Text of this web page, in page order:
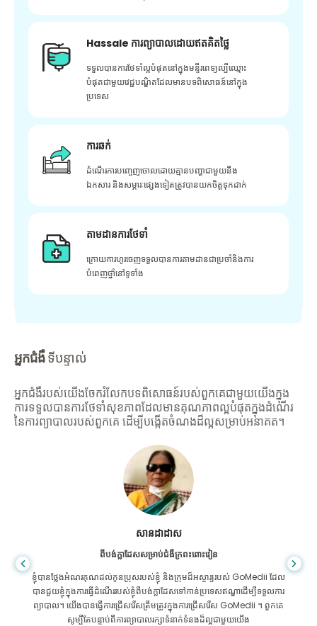
Hassale ការព្យាបាលដោយឥតគិតថ្លៃ
ទទួលបានការថែទាំល្អបំផុតនៅក្នុងមន្ទីរពេទ្យល្បីឈ្មោះ
បំផុតជាមួយវេជ្ជបណ្ឌិតដែលមានបទពិសោធន៍នៅក្នុង
ប្រទេស
ការឆក់
ដំណើរការបញ្ចេញចោលដោយគ្មានបញ្ហាជាមួយនឹង
ឯកសារ និងសម្ភារៈផ្សេងទៀតត្រូវបានយកចិត្តទុកដាក់
តាមដានការថែទាំ
ក្រោយ​ការ​ហូរ​ចេញ​ទទួល​បាន​ការ​តាមដាន​ជា​ប្រចាំ​និង​ការ​
បំពេញ​ថ្នាំ​នៅ​ទូទាំង​
អ្នកជំងឺទីបន្ទាល់
អ្នកជំងឺរបស់យើងចែករំលែកបទពិសោធន៍របស់ពួកគេជាមួយយើងក្នុង
ការទទួលបានការថែទាំសុខភាពដែលមានគុណភាពល្អបំផុតក្នុងដំណើរ
នៃការព្យាបាលរបស់ពួកគេ ដើម្បីបង្កើតចំណងដ៏ល្អសម្រាប់អនាគត។
សានដាដាស
ពីបង់ក្លាដែសសម្រាប់ជំងឺក្រពះពោះវៀន
ខ្ញុំបានថ្លែងអំណរគុណដល់កូនប្រុសរបស់ខ្ញុំ និងក្រុមដ៏អស្ចារ្យរបស់ GoMedii ដែល
បានជួយខ្ញុំក្នុងការធ្វើដំណើររបស់ខ្ញុំពីបង់ក្លាដែសទៅកាន់ប្រទេសឥណ្ឌាដើម្បីទទួលការ
ព្យាបាល។ យើងបានធ្វើការជ្រើសរើសត្រឹមត្រូវក្នុងការជ្រើសរើស GoMedii ។ ពួកគេ
សូម្បីតែបន្ទាប់ពីការព្យាបាលរក្សាទំនាក់ទំនងដ៏ល្អជាមួយយើង